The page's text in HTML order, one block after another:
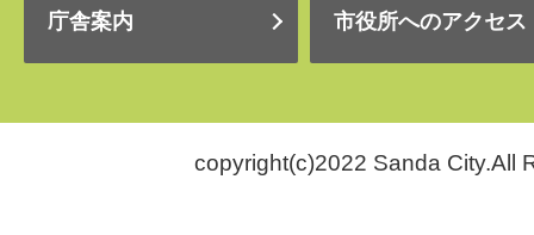
庁舎案内 市役所へのアクセス
copyright(c)2022 Sanda City.All